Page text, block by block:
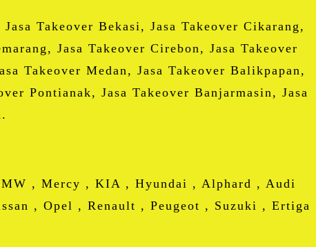
Takeover Bekasi, Jasa Takeover Cikarang,
Jasa Takeover Cirebon, Jasa Takeover
Takeover Medan, Jasa Takeover Balikpapan,
Pontianak, Jasa Takeover Banjarmasin, Jasa
, Mercy , KIA , Hyundai , Alphard , Audi
, Opel , Renault , Peugeot , Suzuki , Ertiga